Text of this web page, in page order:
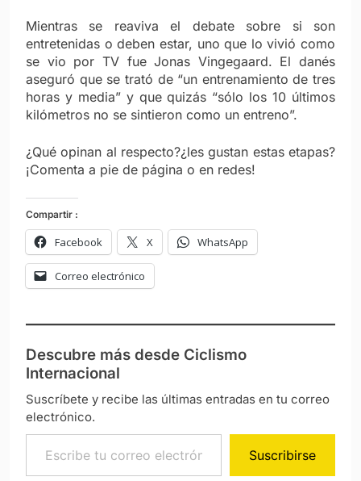
Mientras se reaviva el debate sobre si son
entretenidas o deben estar, uno que lo vivió como
se vio por TV fue Jonas Vingegaard. El danés
aseguró que se trató de “un entrenamiento de tres
horas y media” y que quizás “sólo los 10 últimos
kilómetros no se sintieron como un entreno”.
¿Qué opinan al respecto?¿les gustan estas etapas?
¡Comenta a pie de página o en redes!
Compartir :
Facebook X WhatsApp
Correo electrónico
Descubre más desde Ciclismo
Internacional
Suscríbete y recibe las últimas entradas en tu correo
electrónico.
Escribe tu correo electrónico…
Suscribirse